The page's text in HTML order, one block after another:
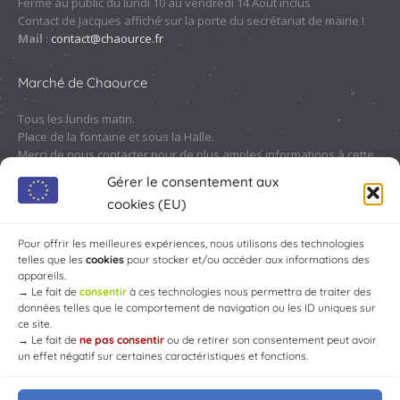
Gérer le consentement aux
cookies (EU)
Pour offrir les meilleures expériences, nous utilisons des technologies
telles que les cookies pour stocker et/ou accéder aux informations des
appareils.
→ Le fait de consentir à ces technologies nous permettra de traiter des
données telles que le comportement de navigation ou les ID uniques sur
ce site.
→ Le fait de ne pas consentir ou de retirer son consentement peut avoir
un effet négatif sur certaines caractéristiques et fonctions.
Contact de Jacques affiché sur la porte du secrétariat de mairie !
Mail : contact@chaource.fr
Marché de Chaource
Tous les lundis matin.
Place de la fontaine et sous la Halle.
Merci de nous contacter pour de plus amples informations à cette